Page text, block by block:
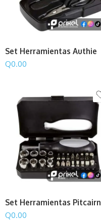
Set Herramientas Authie
Q0.00
Set Herramientas Pitcairn
Q0.00